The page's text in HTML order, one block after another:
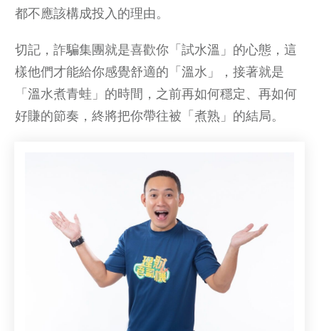
都不應該構成投入的理由。
切記，詐騙集團就是喜歡你「試水溫」的心態，這
樣他們才能給你感覺舒適的「溫水」，接著就是
「溫水煮青蛙」的時間，之前再如何穩定、再如何
好賺的節奏，終將把你帶往被「煮熟」的結局。